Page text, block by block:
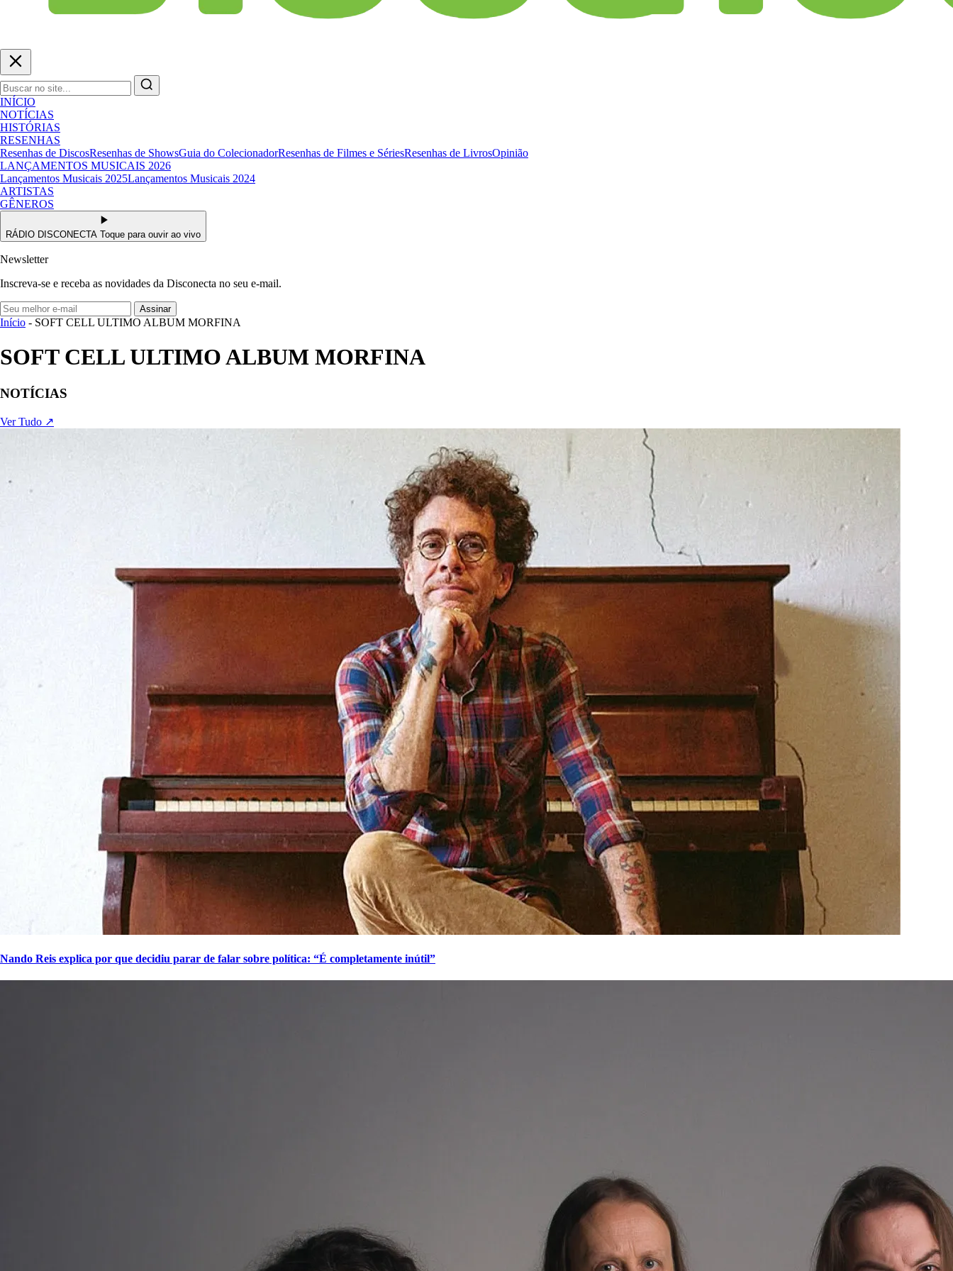
INÍCIO
NOTÍCIAS
HISTÓRIAS
RESENHAS
Resenhas de DiscosResenhas de ShowsGuia do ColecionadorResenhas de Filmes e SériesResenhas de LivrosOpinião
LANÇAMENTOS MUSICAIS 2026
Lançamentos Musicais 2025Lançamentos Musicais 2024
ARTISTAS
GÊNEROS
RÁDIO DISCONECTA Toque para ouvir ao vivo
Newsletter
Inscreva-se e receba as novidades da Disconecta no seu e-mail.
Assinar
Início - SOFT CELL ULTIMO ALBUM MORFINA
SOFT CELL ULTIMO ALBUM MORFINA
NOTÍCIAS
Ver Tudo ↗
Nando Reis explica por que decidiu parar de falar sobre política: “É completamente inútil”